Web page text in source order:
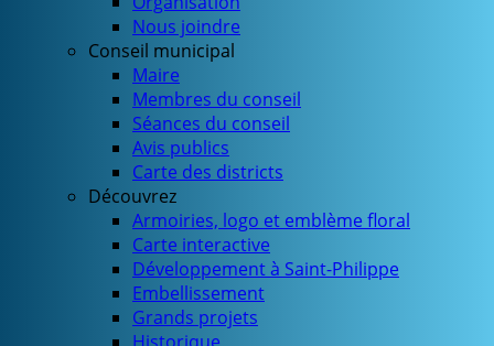
Nous joindre
Conseil municipal
Maire
Membres du conseil
Séances du conseil
Avis publics
Carte des districts
Découvrez
Armoiries, logo et emblème floral
Carte interactive
Développement à Saint-Philippe
Embellissement
Grands projets